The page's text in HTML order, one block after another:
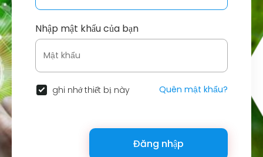
Nhập mật khẩu của bạn
ghi nhớ thiết bị này Quên mật khẩu?
Đăng nhập